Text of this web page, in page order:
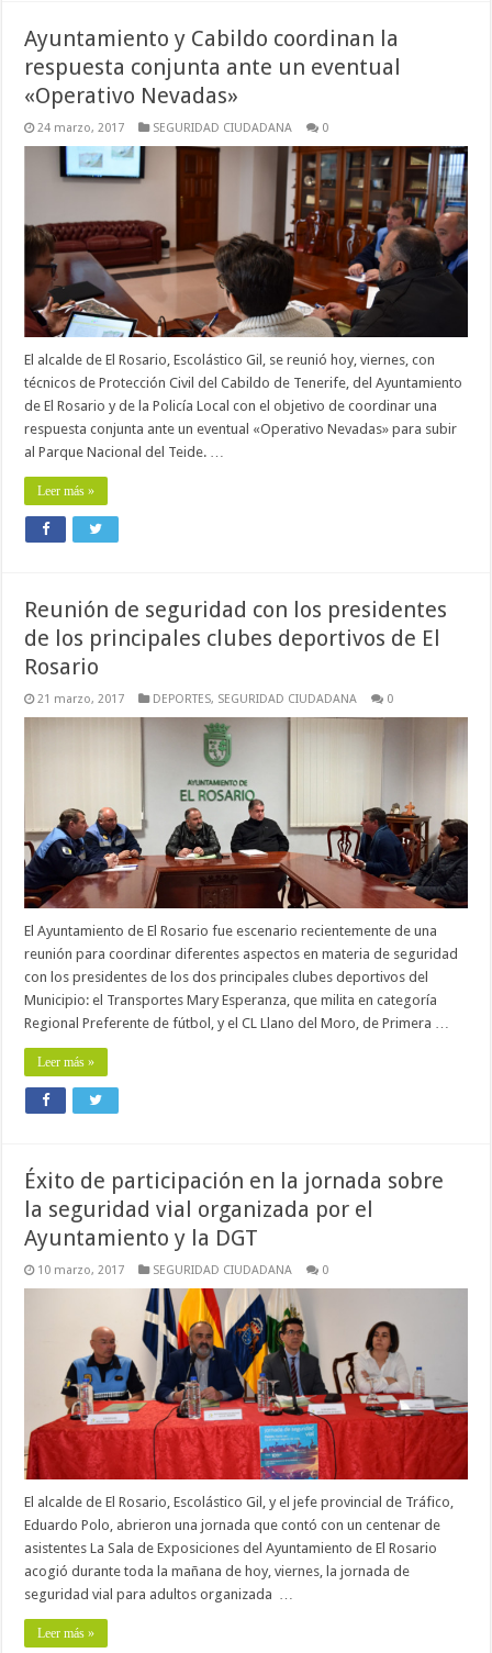
Ayuntamiento y Cabildo coordinan la
respuesta conjunta ante un eventual
«Operativo Nevadas»
24 marzo, 2017 SEGURIDAD CIUDADANA 0
El alcalde de El Rosario, Escolástico Gil, se reunió hoy, viernes, con
técnicos de Protección Civil del Cabildo de Tenerife, del Ayuntamiento
de El Rosario y de la Policía Local con el objetivo de coordinar una
respuesta conjunta ante un eventual «Operativo Nevadas» para subir
al Parque Nacional del Teide. …
Leer más »
Reunión de seguridad con los presidentes
de los principales clubes deportivos de El
Rosario
21 marzo, 2017 DEPORTES, SEGURIDAD CIUDADANA 0
El Ayuntamiento de El Rosario fue escenario recientemente de una
reunión para coordinar diferentes aspectos en materia de seguridad
con los presidentes de los dos principales clubes deportivos del
Municipio: el Transportes Mary Esperanza, que milita en categoría
Regional Preferente de fútbol, y el CL Llano del Moro, de Primera …
Leer más »
Éxito de participación en la jornada sobre
la seguridad vial organizada por el
Ayuntamiento y la DGT
10 marzo, 2017 SEGURIDAD CIUDADANA 0
El alcalde de El Rosario, Escolástico Gil, y el jefe provincial de Tráfico,
Eduardo Polo, abrieron una jornada que contó con un centenar de
asistentes La Sala de Exposiciones del Ayuntamiento de El Rosario
acogió durante toda la mañana de hoy, viernes, la jornada de
seguridad vial para adultos organizada …
Leer más »